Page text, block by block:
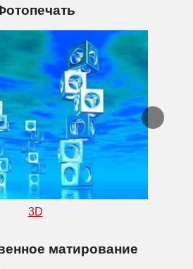
3D
матирование